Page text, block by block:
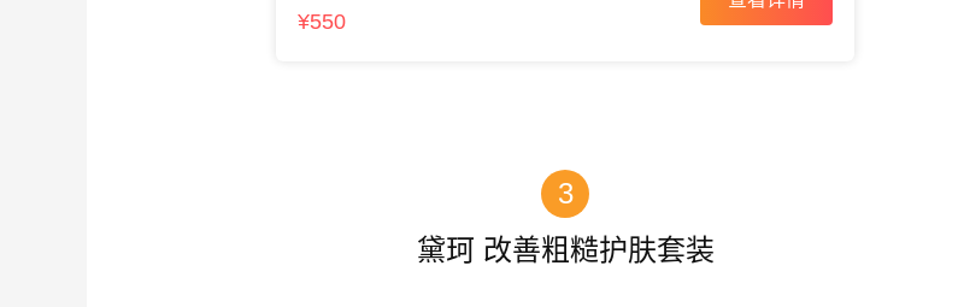
¥550
3
黛珂 改善粗糙护肤套装